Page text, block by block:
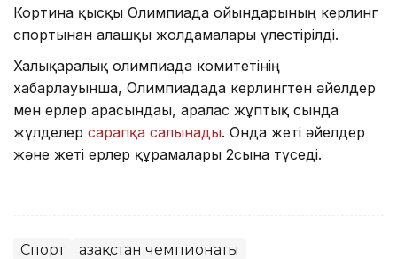
Кортина қысқы Олимпиада ойындарының керлинг
спортынан алғашқы жолдамалары үлестірілді.
Халықаралық олимпиада комитетінің
хабарлауынша, Олимпиадада керлингтен әйелдер
мен ерлер арасындағы, аралас жұптық сында
жүлделер сарапқа салынады. Онда жеті әйелдер
және жеті ерлер құрамалары 2сынға түседі.
Спорт Қазақстан чемпионаты